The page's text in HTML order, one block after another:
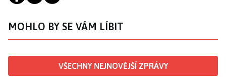
MOHLO BY SE VÁM LÍBIT
VŠECHNY NEJNOVĚJŠÍ ZPRÁVY